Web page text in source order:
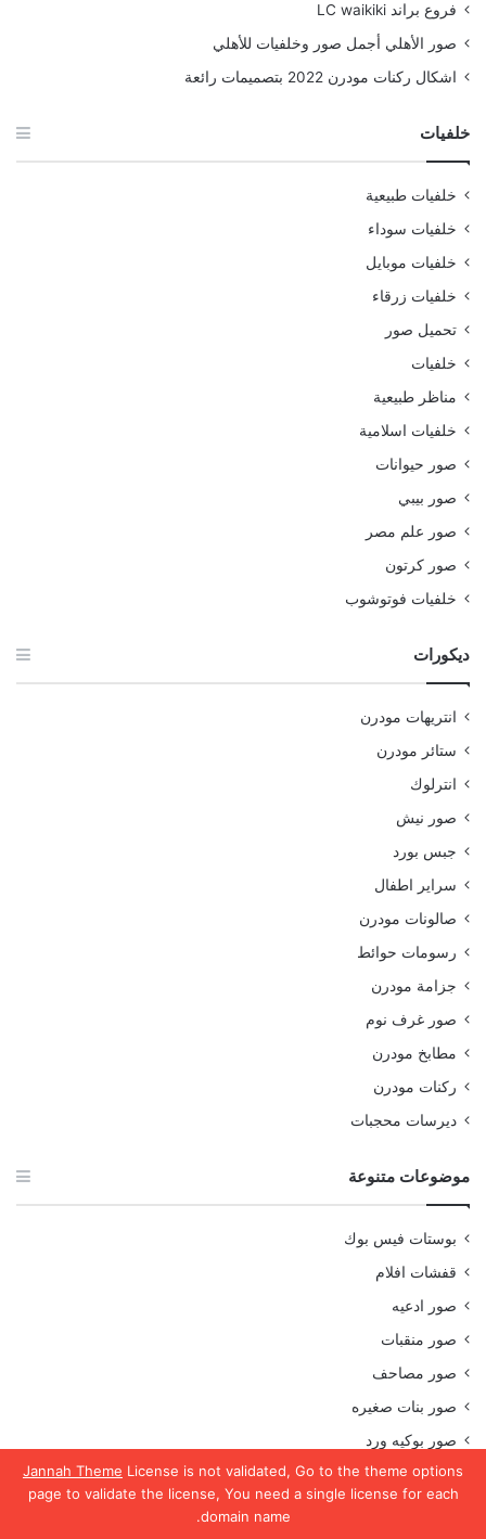
Jannah Theme License is not validated, Go to the theme options
page to validate the license, You need a single license for each
domain name.
فروع براند LC waikiki
صور الأهلي أجمل صور وخلفيات للأهلي
اشكال ركنات مودرن 2022 بتصميمات رائعة
خلفيات
خلفيات طبيعية
خلفيات سوداء
خلفيات موبايل
خلفيات زرقاء
تحميل صور
خلفيات
مناظر طبيعية
خلفيات اسلامية
صور حيوانات
صور بيبي
صور علم مصر
صور كرتون
خلفيات فوتوشوب
ديكورات
انتريهات مودرن
ستائر مودرن
انترلوك
صور نيش
جبس بورد
سراير اطفال
صالونات مودرن
رسومات حوائط
جزامة مودرن
صور غرف نوم
مطابخ مودرن
ركنات مودرن
ديرسات محجبات
موضوعات متنوعة
بوستات فيس بوك
قفشات افلام
صور ادعيه
صور منقبات
صور مصاحف
صور بنات صغيره
صور بوكيه ورد
بدل رجالي